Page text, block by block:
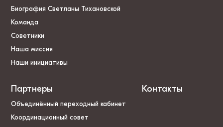
Биография Светланы Тихановской
Команда
Советники
Наша миссия
Наши инициативы
Партнеры
Объединённый переходный кабинет
Координационный совет
Контакты